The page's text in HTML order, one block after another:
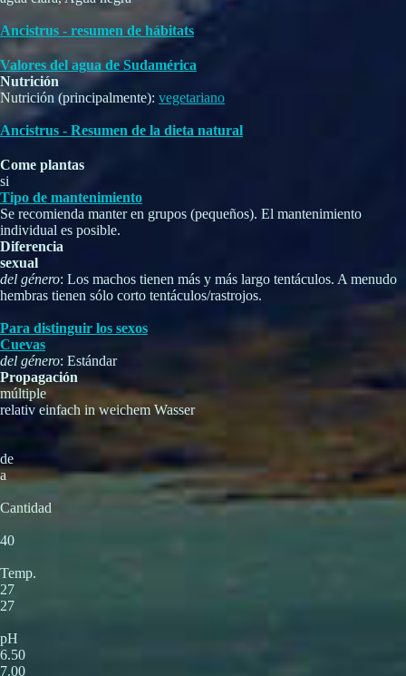
Ancistrus - resumen de hábitats
Valores del agua de Sudamérica
Nutrición
Nutrición (principalmente): vegetariano
Ancistrus - Resumen de la dieta natural
Come plantas
si
Tipo de mantenimiento
Se recomienda manter en grupos (pequeños). El mantenimiento
individual es posible.
Diferencia
sexual
del género: Los machos tienen más y más largo tentáculos. A menudo
hembras tienen sólo corto tentáculos/rastrojos.
Para distinguir los sexos
Cuevas
del género: Estándar
Propagación
múltiple
relativ einfach in weichem Wasser
de
a
Cantidad
40
Temp.
27
27
pH
6.50
7.00